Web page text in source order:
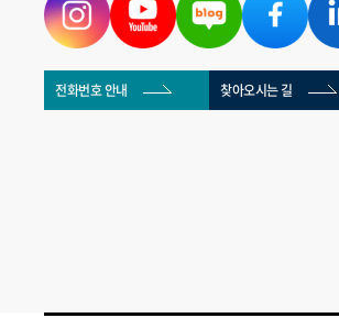
전화번호 안내 찾아오시는 길